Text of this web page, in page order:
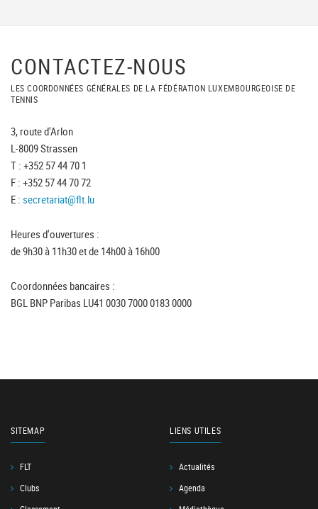
CONTACTEZ-NOUS
LES COORDONNÉES GÉNÉRALES DE LA FÉDÉRATION LUXEMBOURGEOISE DE
TENNIS
3, route d'Arlon
L-8009 Strassen
T : +352 57 44 70 1
F : +352 57 44 70 72
E : secretariat@flt.lu
Heures d'ouvertures :
de 9h30 à 11h30 et de 14h00 à 16h00
Coordonnées bancaires :
BGL BNP Paribas LU41 0030 7000 0183 0000
SITEMAP
FLT
Clubs
LIENS UTILES
Actualités
Agenda